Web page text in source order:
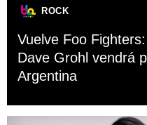
ROCK
Vuelve Foo
Dave Grohl vendrá
Argentina